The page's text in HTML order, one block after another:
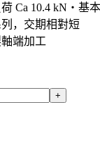
Ca 10.4 kN・基
，交期相對短
端加工
+